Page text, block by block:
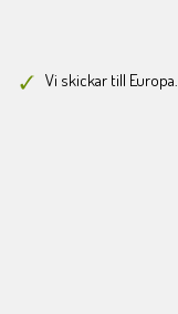
Vi skickar till Europa.